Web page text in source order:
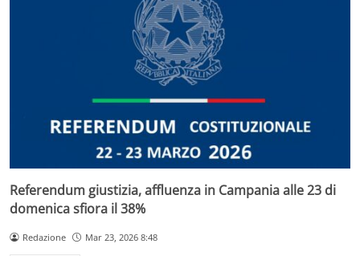
Referendum giustizia, affluenza in Campania alle 23 di
domenica sfiora il 38%
Redazione Mar 23, 2026 8:48